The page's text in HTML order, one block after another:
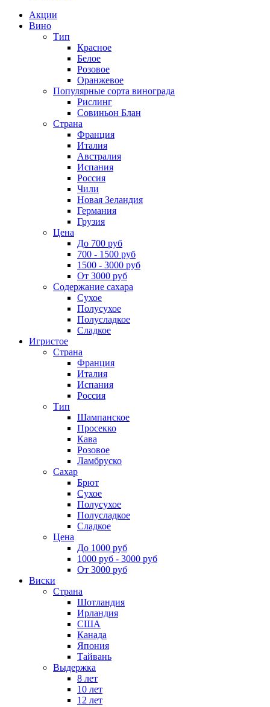
Акции
Вино
Тип
Красное
Белое
Розовое
Оранжевое
Популярные сорта винограда
Рислинг
Совиньон Блан
Страна
Франция
Италия
Австралия
Испания
Россия
Чили
Новая Зеландия
Германия
Грузия
Цена
До 700 руб
700 - 1500 руб
1500 - 3000 руб
От 3000 руб
Содержание сахара
Сухое
Полусухое
Полусладкое
Сладкое
Игристое
Страна
Франция
Италия
Испания
Россия
Тип
Шампанское
Просекко
Кава
Розовое
Ламбруско
Сахар
Брют
Сухое
Полусухое
Полусладкое
Сладкое
Цена
До 1000 руб
1000 руб - 3000 руб
От 3000 руб
Виски
Страна
Шотландия
Ирландия
США
Канада
Япония
Тайвань
Выдержка
8 лет
10 лет
12 лет